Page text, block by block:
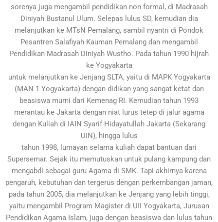
sorenya juga mengambil pendidikan non formal, di Madrasah
Diniyah Bustanul Ulum. Selepas lulus SD, kemudian dia
melanjutkan ke MTsN Pemalang, sambil nyantri di Pondok
Pesantren Salafiyah Kauman Pemalang dan mengambil
Pendidikan Madrasah Diniyah Wustho. Pada tahun 1990 hijrah
ke Yogyakarta
untuk melanjutkan ke Jenjang SLTA, yaitu di MAPK Yogyakarta
(MAN 1 Yogyakarta) dengan didikan yang sangat ketat dan
beasiswa murni dari Kemenag RI. Kemudian tahun 1993
merantau ke Jakarta dengan niat lurus tetep di jalur agama
dengan Kuliah di IAIN Syarif Hidayatullah Jakarta (Sekarang
UIN), hingga lulus
tahun 1998, lumayan selama kuliah dapat bantuan dari
Supersemar. Sejak itu memutuskan untuk pulang kampung dan
mengabdi sebagai guru Agama di SMK. Tapi akhirnya karena
pengaruh, kebutuhan dan tergerus dengan perkembangan jaman,
pada tahun 2005, dia melanjutkan ke Jenjang yang lebih tinggi,
yaitu mengambil Program Magister di UII Yogyakarta, Jurusan
Pendidikan Agama Islam, juga dengan beasiswa dan lulus tahun